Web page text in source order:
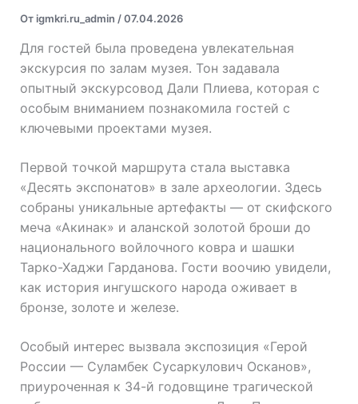
От igmkri.ru_admin /07.04.2026
Для гостей была проведена увлекательная
экскурсия по залам музея. Тон задавала
опытный экскурсовод Дали Плиева, которая с
особым вниманием познакомила гостей с
ключевыми проектами музея.
Первой точкой маршрута стала выставка
«Десять экспонатов» в зале археологии. Здесь
собраны уникальные артефакты — от скифского
меча «Акинак» и аланской золотой броши до
национального войлочного ковра и шашки
Тарко-Хаджи Гарданова. Гости воочию увидели,
как история ингушского народа оживает в
бронзе, золоте и железе.
Особый интерес вызвала экспозиция «Герой
России — Суламбек Сусаркулович Осканов»,
приуроченная к 34-й годовщине трагической